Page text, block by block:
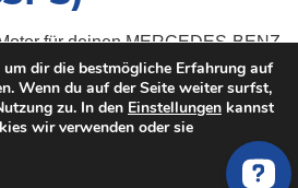
für deinen MERCEDES-BENZ
Motorcode exakt mit deinem
BENZ X-KLASSE X 220 d 4-
von 2299 ccm, eine
dir die bestmögliche Erfahrung auf
Wenn du auf der Seite weiter surfst,
zu. In den Einstellungen kannst
wir verwenden oder sie
Banner schließen